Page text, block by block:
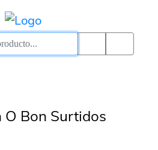
O Bon Surtidos